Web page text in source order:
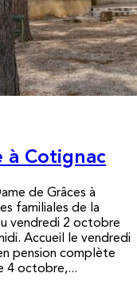
à Cotignac
de Grâces à
familiales de la
vendredi 2 octobre
Accueil le vendredi
pension complète
4 octobre,...